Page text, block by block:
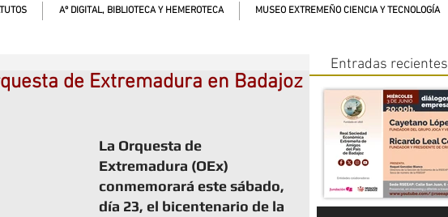
Aº DIGITAL, BIBLIOTECA Y HEMEROTECA MUSEO EXTREMEÑO CIENCIA Y TECNOLOGÍA
de Extremadura en Badajoz
La Orquesta de
Extremadura (OEx)
conmemorará este sábado,
día 23, el bicentenario de la
Entradas recientes